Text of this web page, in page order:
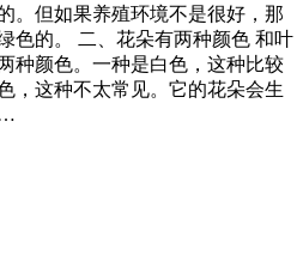
。但如果养殖环境不是很好，那
色的。 二、花朵有两种颜色 和叶
种颜色。一种是白色，这种比较
，这种不太常见。它的花朵会生
…